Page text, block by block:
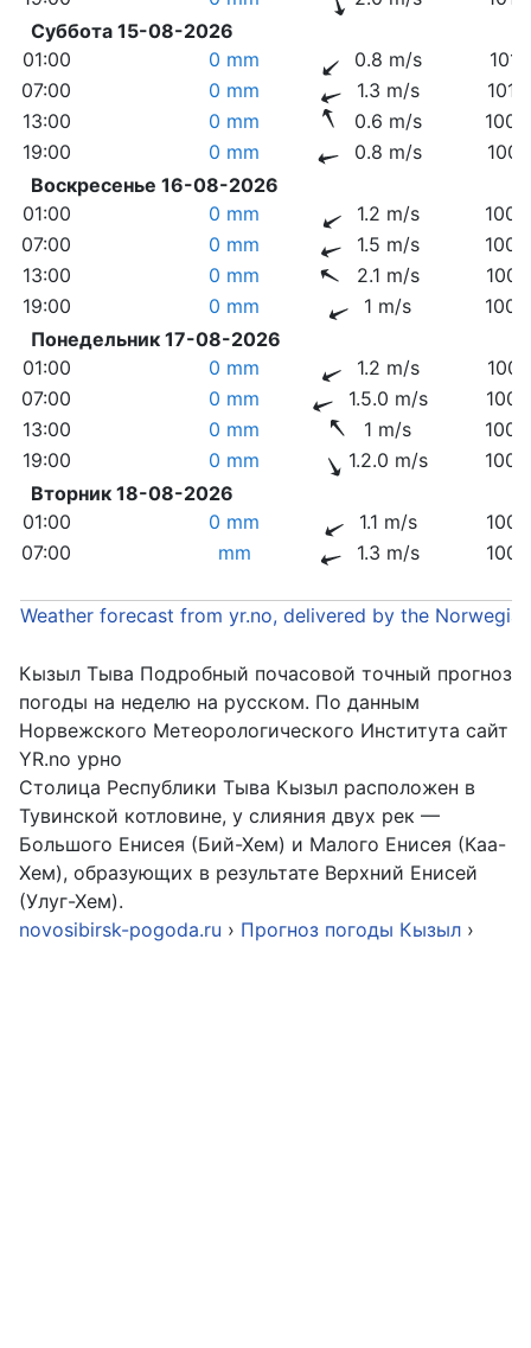
Суббота 15-08-2026
01:00
0 mm 0.8 m/s
07:00
0 mm 1.3 m/s
13:00
0 mm 0.6 m/s
19:00
0 mm 0.8 m/s
Воскресенье 16-08-2026
01:00
0 mm 1.2 m/s
07:00
0 mm 1.5 m/s
13:00
0 mm 2.1 m/s
19:00
0 mm 1 m/s
Понедельник 17-08-2026
01:00
0 mm 1.2 m/s
07:00
0 mm 1.5.0 m/s
13:00
0 mm 1 m/s
19:00
0 mm 1.2.0 m/s
Вторник 18-08-2026
01:00
0 mm 1.1 m/s
07:00
mm 1.3 m/s
Weather forecast from yr.no, delivered by the
Кызыл Тыва Подробный почасовой точный прогноз
погоды на неделю на русском. По данным
Норвежского Метеорологического Института сайт
YR.no урно
Столица Республики Тыва Кызыл расположен в
Тувинской котловине, у слияния двух рек —
Большого Енисея (Бий-Хем) и Малого Енисея (Каа-
Хем), образующих в результате Верхний Енисей
(Улуг-Хем).
novosibirsk-pogoda.ru › Прогноз погоды Кызыл ›